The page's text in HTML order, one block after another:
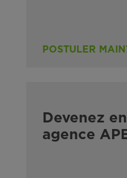
POSTULER
Devenez
agence